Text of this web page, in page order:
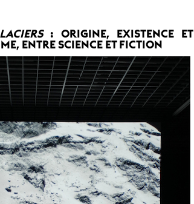
: ORIGINE, EXISTENCE ET
ENTRE SCIENCE ET FICTION